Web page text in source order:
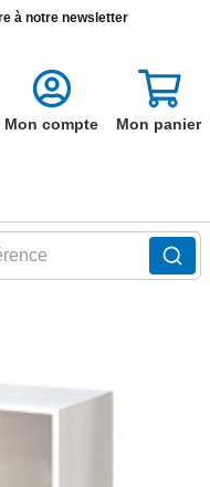
à notre newsletter
Mon compte Mon panier